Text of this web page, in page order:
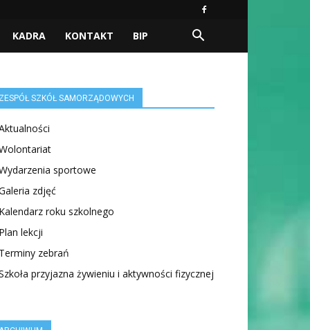
KADRA KONTAKT BIP
SZKÓŁ SAMORZĄDOWYCH
sportowe
zdjęć
roku szkolnego
lekcji
zebrań
przyjazna żywieniu i aktywności fizycznej